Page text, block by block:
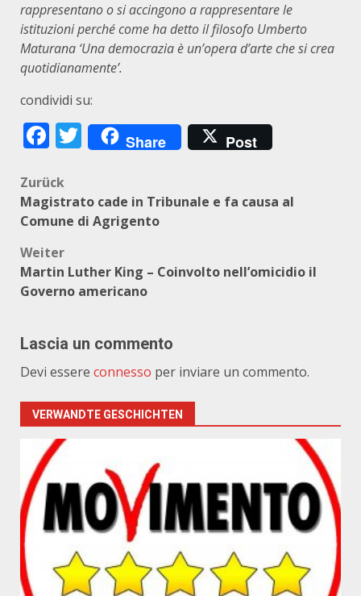
rappresentano o si accingono a rappresentare le
istituzioni perché come ha detto il filosofo Umberto
Maturana ‘Una democrazia è un’opera d’arte che si crea
quotidianamente’.
condividi su:
Facebook
Twitter
Share Post
Beitragsnavigation
Zurück
Magistrato cade in Tribunale e fa causa al
Comune di Agrigento
Weiter
Martin Luther King – Coinvolto nell’omicidio il
Governo americano
Lascia un commento
Devi essere connesso per inviare un commento.
VERWANDTE GESCHICHTEN